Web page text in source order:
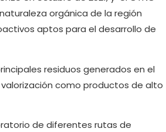
orgánica de la región
aptos para el desarrollo de
residuos generados en el
como productos de alto
de diferentes rutas de